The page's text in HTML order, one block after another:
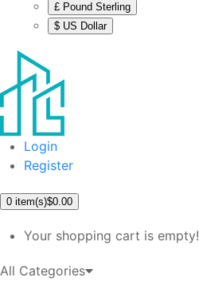
£ Pound Sterling
$ US Dollar
Login
Register
0 item(s)$0.00
Your shopping cart is empty!
All Categories